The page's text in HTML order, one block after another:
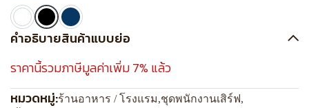
คำอธิบายสินค้าแบบย่อ
ราคานี้รวมภาษีมูลค่าเพิ่ม 7% แล้ว
หมวดหมู่:ร้านอาหาร / โรงแรม,ชุดพนักงานเสิร์ฟ,